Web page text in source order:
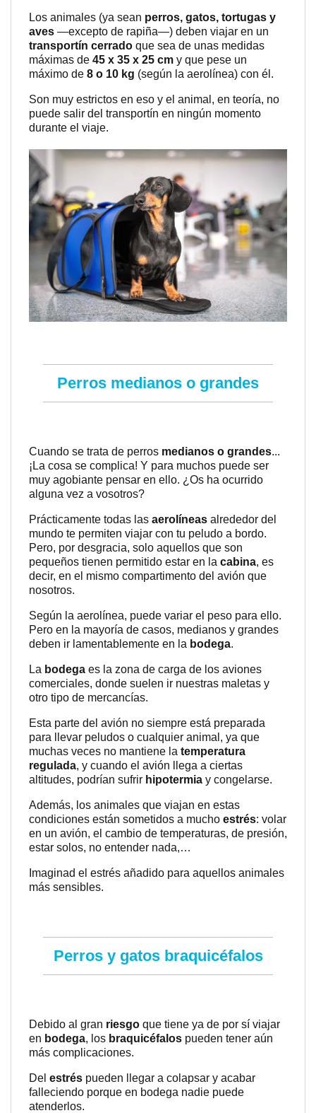
Los animales (ya sean perros, gatos, tortugas y
aves —excepto de rapiña—) deben viajar en un
transportín cerrado que sea de unas medidas
máximas de 45 x 35 x 25 cm y que pese un
máximo de 8 o 10 kg (según la aerolínea) con él.
Son muy estrictos en eso y el animal, en teoría, no
puede salir del transportín en ningún momento
durante el viaje.
Perros medianos o grandes
Cuando se trata de perros medianos o grandes...
¡La cosa se complica! Y para muchos puede ser
muy agobiante pensar en ello. ¿Os ha ocurrido
alguna vez a vosotros?
Prácticamente todas las aerolíneas alrededor del
mundo te permiten viajar con tu peludo a bordo.
Pero, por desgracia, solo aquellos que son
pequeños tienen permitido estar en la cabina, es
decir, en el mismo compartimento del avión que
nosotros.
Según la aerolínea, puede variar el peso para ello.
Pero en la mayoría de casos, medianos y grandes
deben ir lamentablemente en la bodega.
La bodega es la zona de carga de los aviones
comerciales, donde suelen ir nuestras maletas y
otro tipo de mercancías.
Esta parte del avión no siempre está preparada
para llevar peludos o cualquier animal, ya que
muchas veces no mantiene la temperatura
regulada, y cuando el avión llega a ciertas
altitudes, podrían sufrir hipotermia y congelarse.
Además, los animales que viajan en estas
condiciones están sometidos a mucho estrés: volar
en un avión, el cambio de temperaturas, de presión,
estar solos, no entender nada,…
Imaginad el estrés añadido para aquellos animales
más sensibles.
Perros y gatos braquicéfalos
Debido al gran riesgo que tiene ya de por sí viajar
en bodega, los braquicéfalos pueden tener aún
más complicaciones.
Del estrés pueden llegar a colapsar y acabar
falleciendo porque en bodega nadie puede
atenderlos.